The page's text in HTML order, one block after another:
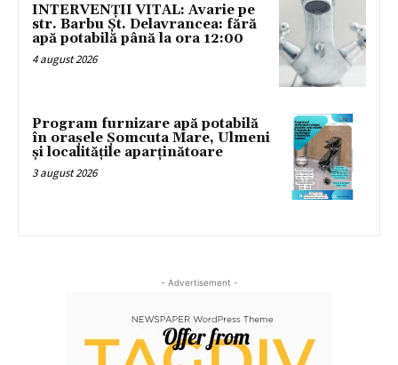
INTERVENȚII VITAL: Avarie pe
str. Barbu Șt. Delavrancea: fără
apă potabilă până la ora 12:00
4 august 2026
Program furnizare apă potabilă
în orașele Șomcuta Mare, Ulmeni
și localitățile aparținătoare
3 august 2026
- Advertisement -